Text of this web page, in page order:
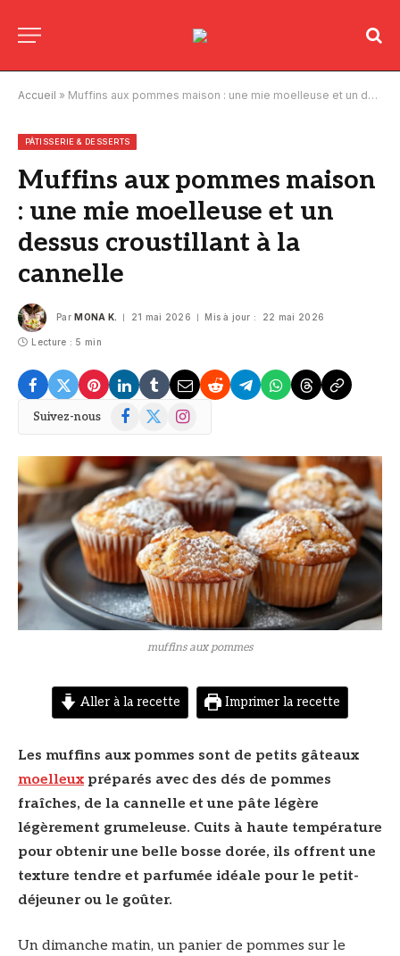
Accueil » Muffins aux pommes maison : une mie moelleuse et un dessus croustillant à la cannelle
PÂTISSERIE & DESSERTS
Muffins aux pommes maison
: une mie moelleuse et un
dessus croustillant à la
cannelle
Par MONA K. 21 mai 2026 Mis à jour : 22 mai 2026
Lecture : 5 min
Suivez-nous Facebook
X
Instagram
© DR
muffins aux pommes
Aller à la recette Imprimer la recette
Les muffins aux pommes sont de petits gâteaux
moelleux préparés avec des dés de pommes
fraîches, de la cannelle et une pâte légère
légèrement grumeleuse. Cuits à haute température
pour obtenir une belle bosse dorée, ils offrent une
texture tendre et parfumée idéale pour le petit-
déjeuner ou le goûter.
Un dimanche matin, un panier de pommes sur le